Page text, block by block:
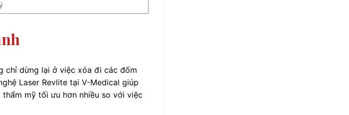
chỉ dừng lại ở việc xóa đi các đốm
Laser Revlite tại V-Medical giúp
mỹ tối ưu hơn nhiều so với việc